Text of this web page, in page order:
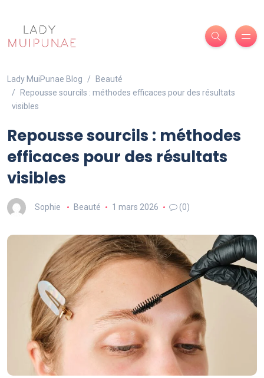
Lady MuiPunae Blog
Beauté
Repousse sourcils : méthodes efficaces pour des résultats
visibles
Repousse sourcils : méthodes
efficaces pour des résultats
visibles
Sophie Beauté 1 mars 2026 (0)